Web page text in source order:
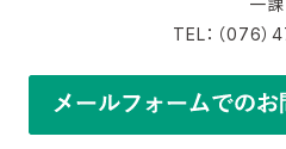
TEL：（076